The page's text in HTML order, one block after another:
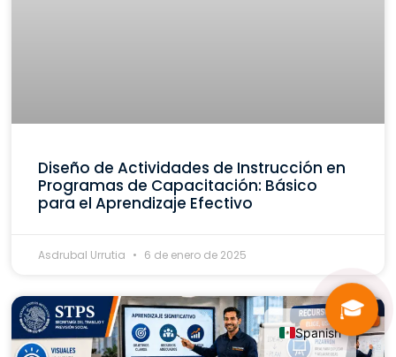
Diseño de Actividades de Instrucción en
Programas de Capacitación: Básico
para el Aprendizaje Efectivo
Asdrubal Urrutia 6 de enero de 2025
🎓
Spanish